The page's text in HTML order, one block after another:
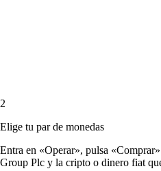
2
Elige tu par de monedas
Entra en «Operar», pulsa
Group Plc y la cripto o dinero fiat